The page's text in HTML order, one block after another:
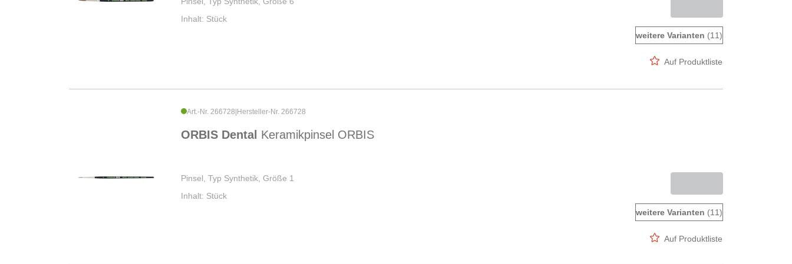
Inhalt: Stück
weitere Varianten (11)
Auf Produktliste
Art.-Nr. 266728 Hersteller-Nr. 266728
ORBIS Dental Keramikpinsel ORBIS
Pinsel, Typ Synthetik, Größe 1
Inhalt: Stück
weitere Varianten (11)
Auf Produktliste